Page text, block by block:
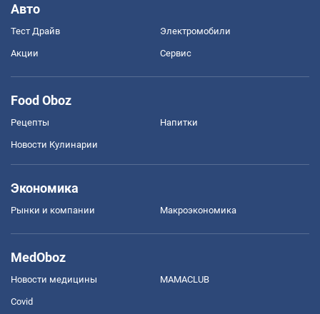
Авто
Тест Драйв Электромобили
Акции Сервис
Food Oboz
Рецепты Напитки
Новости Кулинарии
Экономика
Рынки и компании Mакроэкономика
MedOboz
Новости медицины MAMACLUB
Covid